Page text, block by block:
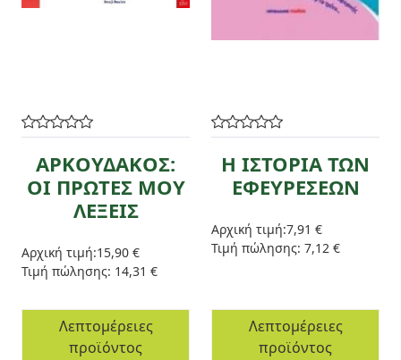
ΑΡΚΟΥΔΑΚΟΣ:
ΟΙ ΠΡΩΤΕΣ ΜΟΥ
ΛΕΞΕΙΣ
Αρχική τιμή:15,90 €
Τιμή πώλησης: 14,31 €
Λεπτομέρειες
προϊόντος
Η ΙΣΤΟΡΙΑ ΤΩΝ
ΕΦΕΥΡΕΣΕΩΝ
Αρχική τιμή:7,91 €
Τιμή πώλησης: 7,12 €
Λεπτομέρειες
προϊόντος